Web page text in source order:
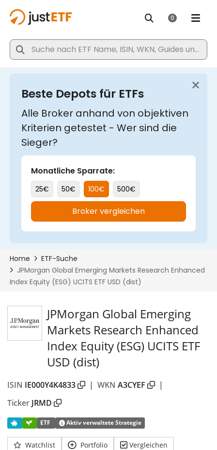
JPMorgan Global Emerging
Markets Research Enhanced
Index Equity (ESG) UCITS ETF
USD (dist)
ISIN IE000Y4K4833 | WKN A3CYEF
|
Ticker JRMD
ETF Aktiv verwaltete Strategie
Watchlist Portfolio Vergleichen